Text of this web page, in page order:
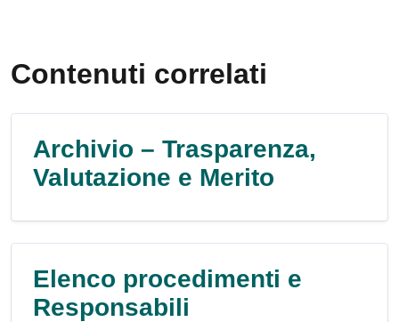
Contenuti correlati
Archivio – Trasparenza,
Valutazione e Merito
Elenco procedimenti e
Responsabili